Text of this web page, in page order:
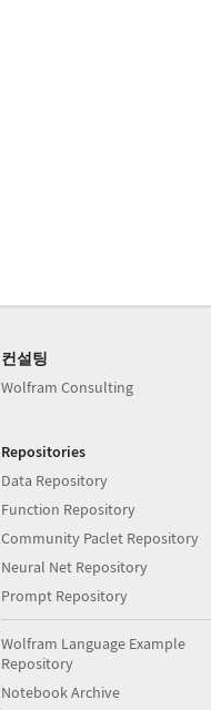
컨설팅
Wolfram Consulting
Repositories
Data Repository
Function Repository
Community Paclet Repository
Neural Net Repository
Prompt Repository
Wolfram Language Example
Repository
Notebook Archive